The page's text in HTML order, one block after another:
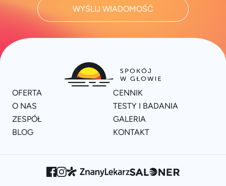
WYŚLIJ WIADOMOŚĆ
OFERTA
CENNIK
O NAS
TESTY I BADANIA
ZESPÓŁ
GALERIA
BLOG
KONTAKT